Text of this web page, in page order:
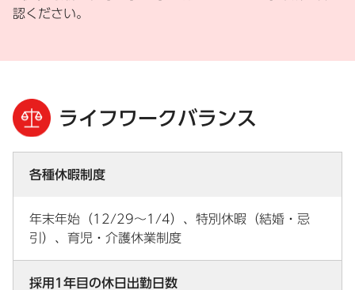
認ください。
ライフワークバランス
各種休暇制度
年末年始（12/29～1/4）、特別休暇（結婚・忌
引）、育児・介護休業制度
採用1年目の休日出勤日数